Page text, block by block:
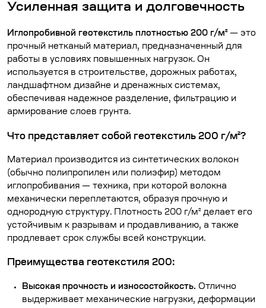
Усиленная защита и долговечность
Иглопробивной геотекстиль плотностью 200 г/м²— это
прочный нетканый материал, предназначенный для
работы в условиях повышенных нагрузок. Он
используется в строительстве, дорожных работах,
ландшафтном дизайне и дренажных системах,
обеспечивая надежное разделение, фильтрацию и
армирование слоев грунта.
Что представляет собой геотекстиль 200 г/м²?
Материал производится из синтетических волокон
(обычно полипропилен или полиэфир) методом
иглопробивания — техника, при которой волокна
механически переплетаются, образуя прочную и
однородную структуру. Плотность 200 г/м² делает его
устойчивым к разрывам и продавливанию, а также
продлевает срок службы всей конструкции.
Преимущества геотекстиля 200:
Высокая прочность и износостойкость. Отлично
выдерживает механические нагрузки, деформации